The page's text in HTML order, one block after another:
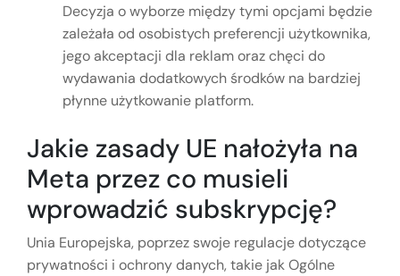
Decyzja o wyborze między tymi opcjami będzie
zależała od osobistych preferencji użytkownika,
jego akceptacji dla reklam oraz chęci do
wydawania dodatkowych środków na bardziej
płynne użytkowanie platform.
Jakie zasady UE nałożyła na
Meta przez co musieli
wprowadzić subskrypcję?
Unia Europejska, poprzez swoje regulacje dotyczące
prywatności i ochrony danych, takie jak Ogólne